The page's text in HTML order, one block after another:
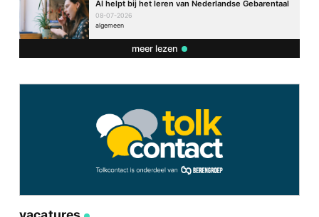
AI helpt bij het leren van Nederlandse Gebarentaal
08-07-2026
algemeen
meer lezen